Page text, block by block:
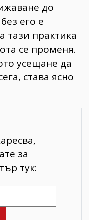
до
его е
тази практика
се променя.
усещане да
става ясно
за
тук: